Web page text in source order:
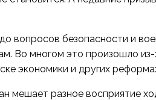
вопросов безопасности и
Во многом это произошло из-
экономики и других
мешает разное восприятие